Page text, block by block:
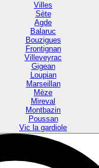
Villes
Sète
Agde
Balaruc
Bouzigues
Frontignan
Villeveyrac
Gigean
Loupian
Marseillan
Mèze
Mireval
Montbazin
Poussan
Vic la gardiole